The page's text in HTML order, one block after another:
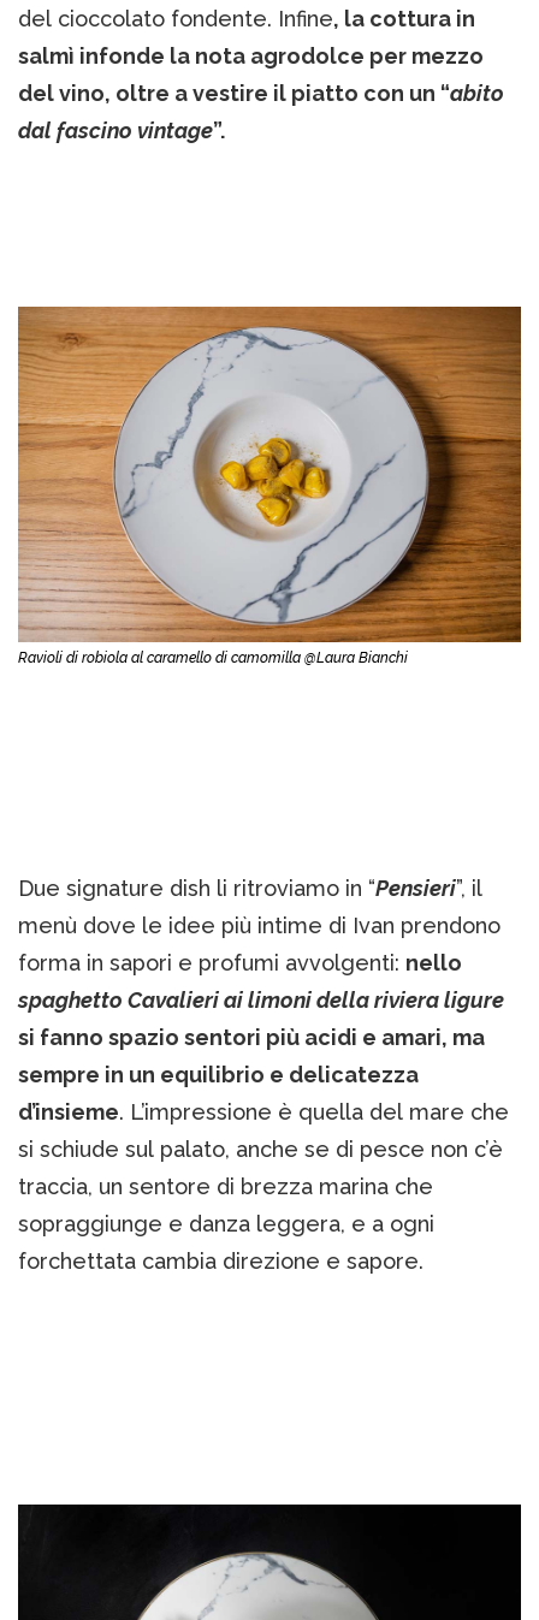
del cioccolato fondente. Infine, la cottura in
salmì infonde la nota agrodolce per mezzo
del vino, oltre a vestire il piatto con un “abito
dal fascino vintage”.
Ravioli di robiola al caramello di camomilla @Laura Bianchi
Due signature dish li ritroviamo in “Pensieri”, il
menù dove le idee più intime di Ivan prendono
forma in sapori e profumi avvolgenti: nello
spaghetto Cavalieri ai limoni della riviera ligure
si fanno spazio sentori più acidi e amari, ma
sempre in un equilibrio e delicatezza
d’insieme. L’impressione è quella del mare che
si schiude sul palato, anche se di pesce non c’è
traccia, un sentore di brezza marina che
sopraggiunge e danza leggera, e a ogni
forchettata cambia direzione e sapore.